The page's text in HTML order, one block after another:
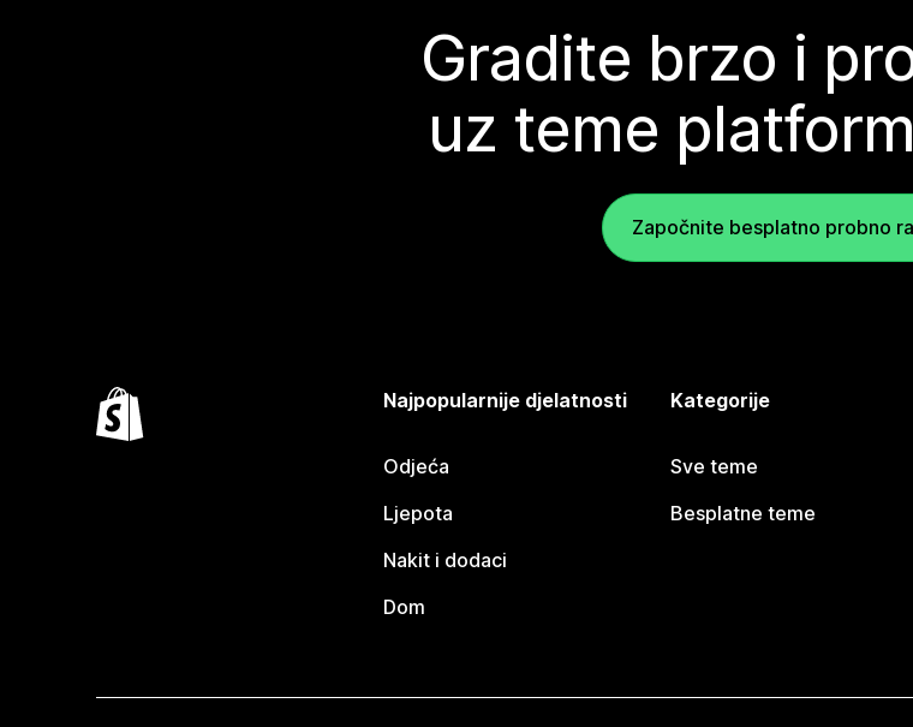
Gradite brzo i
uz teme
Započnite besplatno probno
Najpopularnije djelatnosti
Odjeća
Ljepota
Nakit i dodaci
Dom
Kategorije
Sve teme
Besplatne teme